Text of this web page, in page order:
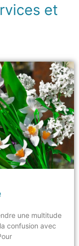
et
une multitude
confusion avec